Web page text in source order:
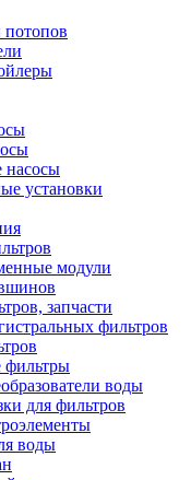
потопов
насосы
установки
модули
запчасти
фильтров
фильтры
воды
для фильтров
воды